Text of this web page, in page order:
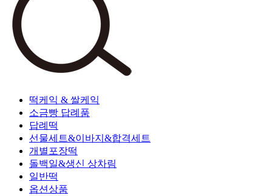
떡케익 & 쌀케익
소금빵 답례품
답례떡
선물세트&이바지&합격세트
개별포장떡
돌백일&생신 상차림
일반떡
옵션상품